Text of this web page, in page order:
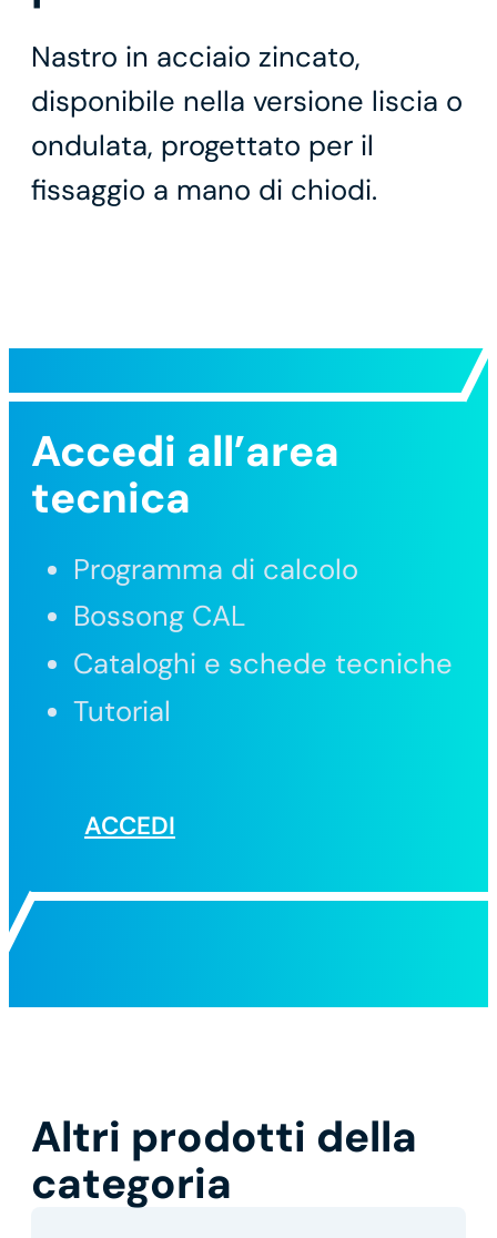
Nastro in acciaio zincato,
disponibile nella versione liscia o
ondulata, progettato per il
fissaggio a mano di chiodi.
Accedi all’area
tecnica
Programma di calcolo
Bossong CAL
Cataloghi e schede tecniche
Tutorial
ACCEDI
Altri prodotti della
categoria